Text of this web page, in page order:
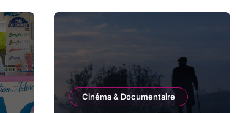
Cinéma & Documentaire